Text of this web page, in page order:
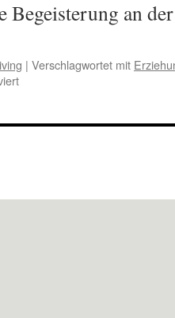
Begeisterung an
| Verschlagwortet mit
für
beim